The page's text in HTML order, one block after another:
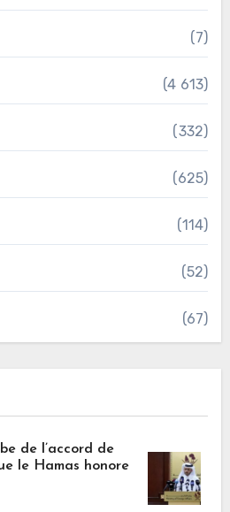
(7)
(4 613)
(332)
(625)
(114)
(52)
(67)
de l’accord de
le Hamas honore